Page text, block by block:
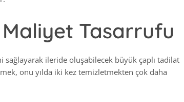
Maliyet Tasarrufu
sağlayarak ileride oluşabilecek büyük çaplı tadilat
onu yılda iki kez temizletmekten çok daha